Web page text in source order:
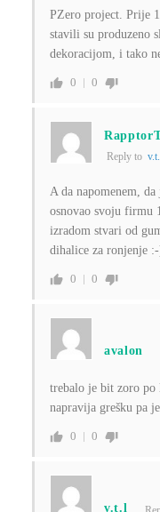
PZero project. Prije
stavili su produzeno
dekoracijom, i tako
0 0
Reply to
A da napomenem,
osnovao svoju firmu
izradom stvari od
dihalice za ronjenje
0 0
avalon
trebalo je bit zoro po
napravija grešku pa
0 0
v.t.l